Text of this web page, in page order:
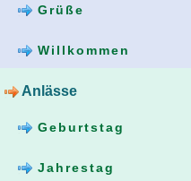
Grüße
Willkommen
Anlässe
Geburtstag
Jahrestag